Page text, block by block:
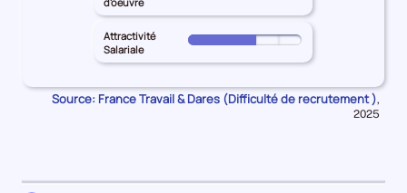
géographique
25%
les
Intensité
d'embauche
pour
les
Lien
formation
le
territoire
pour
Attractivité
Salariale
Pour
le
territoire
principal
Attractivité
Source: France Travail & Dares (Difficulté de recrutement ),
2025